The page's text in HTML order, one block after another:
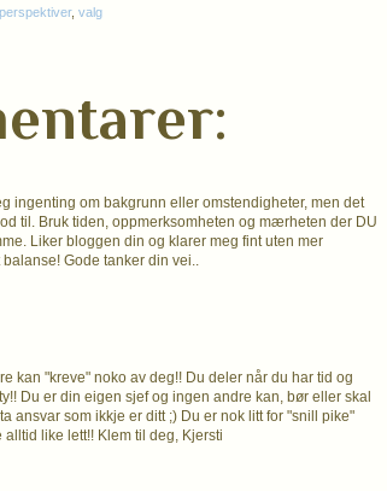
perspektiver, valg
ingenting om bakgrunn eller omstendigheter, men det
til. Bruk tiden, oppmerksomheten og mærheten der DU
Liker bloggen din og klarer meg fint uten mer
Gode tanker din vei..
kan "kreve" noko av deg!! Du deler når du har tid og
Du er din eigen sjef og ingen andre kan, bør eller skal
ansvar som ikkje er ditt ;) Du er nok litt for "snill pike"
like lett!! Klem til deg, Kjersti